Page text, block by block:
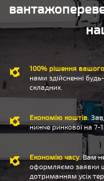
100% рішення
нами здійсненні
складних.
Економію коштів .
нижче ринкової на 7-
Економію часу. Вам
оформляємо заявки
дотриманням усіх